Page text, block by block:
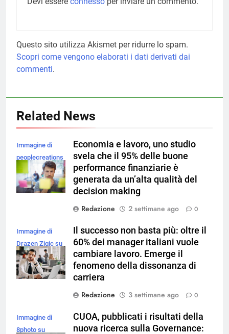
Questo sito utilizza Akismet per ridurre lo spam.
Scopri come vengono elaborati i dati derivati dai
commenti.
Related News
Immagine di
peoplecreations
su Magnific
Economia e lavoro, uno studio
svela che il 95% delle buone
performance finanziarie è
generata da un’alta qualità del
decision making
Redazione
2 settimane ago 0
Immagine di
Drazen Zigic su
Magnific
Il successo non basta più: oltre il
60% dei manager italiani vuole
cambiare lavoro. Emerge il
fenomeno della dissonanza di
carriera
Redazione
3 settimane ago 0
Immagine di
8photo su
CUOA, pubblicati i risultati della
nuova ricerca sulla Governance: